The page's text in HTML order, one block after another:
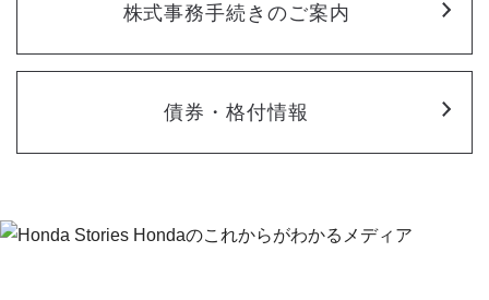
株式事務手続きのご案内
債券・格付情報